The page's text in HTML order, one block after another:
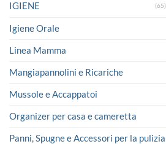
IGIENE (65)
Igiene Orale
Linea Mamma
Mangiapannolini e Ricariche
Mussole e Accappatoi
Organizer per casa e cameretta
Panni, Spugne e Accessori per la pulizia